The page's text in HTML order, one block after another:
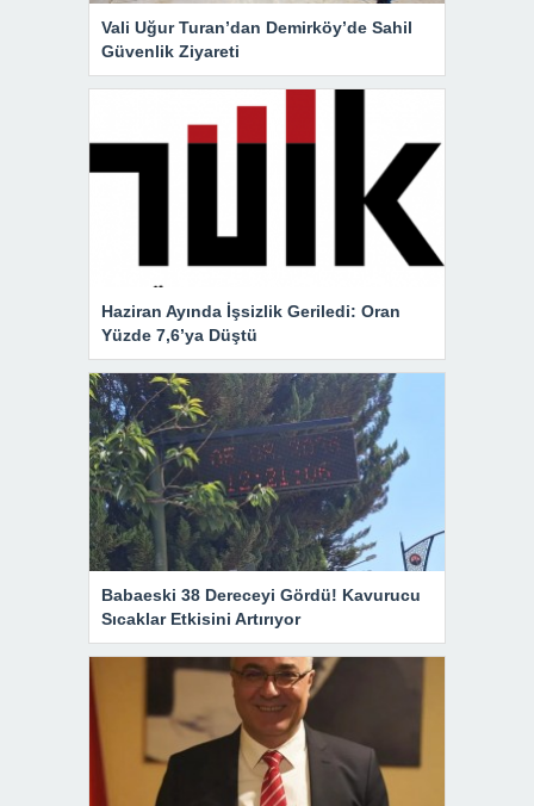
Vali Uğur Turan’dan Demirköy’de Sahil
Güvenlik Ziyareti
Haziran Ayında İşsizlik Geriledi: Oran
Yüzde 7,6’ya Düştü
Babaeski 38 Dereceyi Gördü! Kavurucu
Sıcaklar Etkisini Artırıyor